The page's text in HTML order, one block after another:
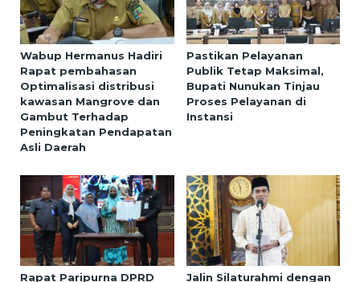
Wabup Hermanus Hadiri
Rapat pembahasan
Optimalisasi distribusi
kawasan Mangrove dan
Gambut Terhadap
Peningkatan Pendapatan
Asli Daerah
Pastikan Pelayanan
Publik Tetap Maksimal,
Bupati Nunukan Tinjau
Proses Pelayanan di
Instansi
Rapat Paripurna DPRD
Jalin Silaturahmi dengan